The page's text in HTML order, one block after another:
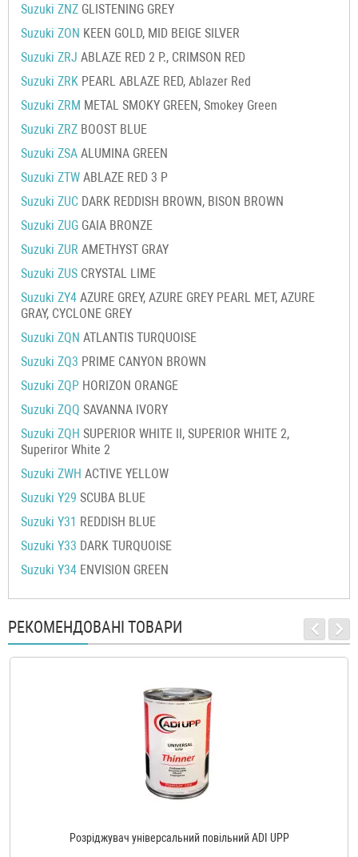
Suzuki ZNZ GLISTENING GREY
Suzuki ZON KEEN GOLD, MID BEIGE SILVER
Suzuki ZRJ ABLAZE RED 2 P., CRIMSON RED
Suzuki ZRK PEARL ABLAZE RED, Ablazer Red
Suzuki ZRM METAL SMOKY GREEN, Smokey Green
Suzuki ZRZ BOOST BLUE
Suzuki ZSA ALUMINA GREEN
Suzuki ZTW ABLAZE RED 3 P
Suzuki ZUC DARK REDDISH BROWN, BISON BROWN
Suzuki ZUG GAIA BRONZE
Suzuki ZUR AMETHYST GRAY
Suzuki ZUS CRYSTAL LIME
Suzuki ZY4 AZURE GREY, AZURE GREY PEARL MET, AZURE
GRAY, CYCLONE GREY
Suzuki ZQN ATLANTIS TURQUOISE
Suzuki ZQ3 PRIME CANYON BROWN
Suzuki ZQP HORIZON ORANGE
Suzuki ZQQ SAVANNA IVORY
Suzuki ZQH SUPERIOR WHITE II, SUPERIOR WHITE 2,
Superiror White 2
Suzuki ZWH ACTIVE YELLOW
Suzuki Y29 SCUBA BLUE
Suzuki Y31 REDDISH BLUE
Suzuki Y33 DARK TURQUOISE
Suzuki Y34 ENVISION GREEN
РЕКОМЕНДОВАНІ ТОВАРИ
Розріджувач універсальний повільний ADI UPP